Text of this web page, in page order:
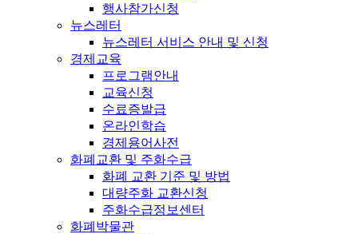
행사참가신청
뉴스레터
뉴스레터 서비스 안내 및 신청
경제교육
프로그램안내
교육신청
수료증발급
온라인학습
경제용어사전
화폐교환 및 주화수급
화폐 교환 기준 및 방법
대량주화 교환신청
주화수급정보센터
화폐박물관